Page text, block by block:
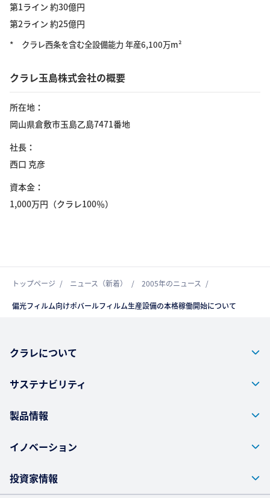
第1ライン 約30億円
第2ライン 約25億円
* クラレ西条を含む全設備能力 年産6,100万m²
クラレ玉島株式会社の概要
所在地
岡山県倉敷市玉島乙島7471番地
社長
西口 克彦
資本金
1,000万円（クラレ100％）
トップページ ニュース（新着） 2005年のニュース
偏光フィルム向けポバールフィルム生産設備の本格稼働開始について
クラレについて
サステナビリティ
製品情報
イノベーション
投資家情報